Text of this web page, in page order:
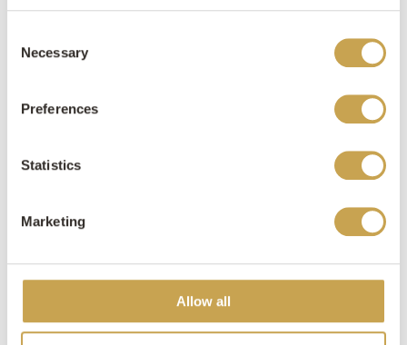
Selection
Necessary
Preferences
Statistics
Marketing
Allow all